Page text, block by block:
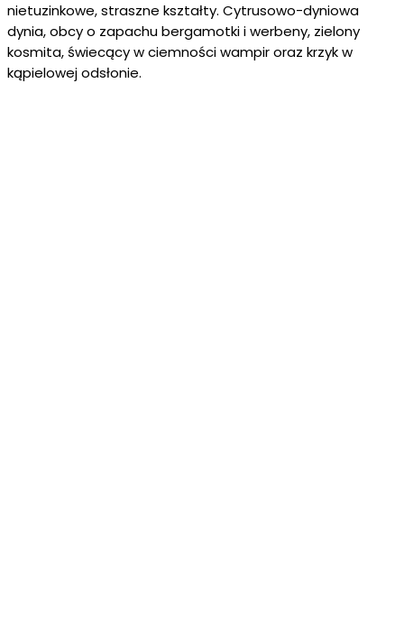
nietuzinkowe, straszne kształty. Cytrusowo-dyniowa
dynia, obcy o zapachu bergamotki i werbeny, zielony
kosmita, świecący w ciemności wampir oraz krzyk w
kąpielowej odsłonie.